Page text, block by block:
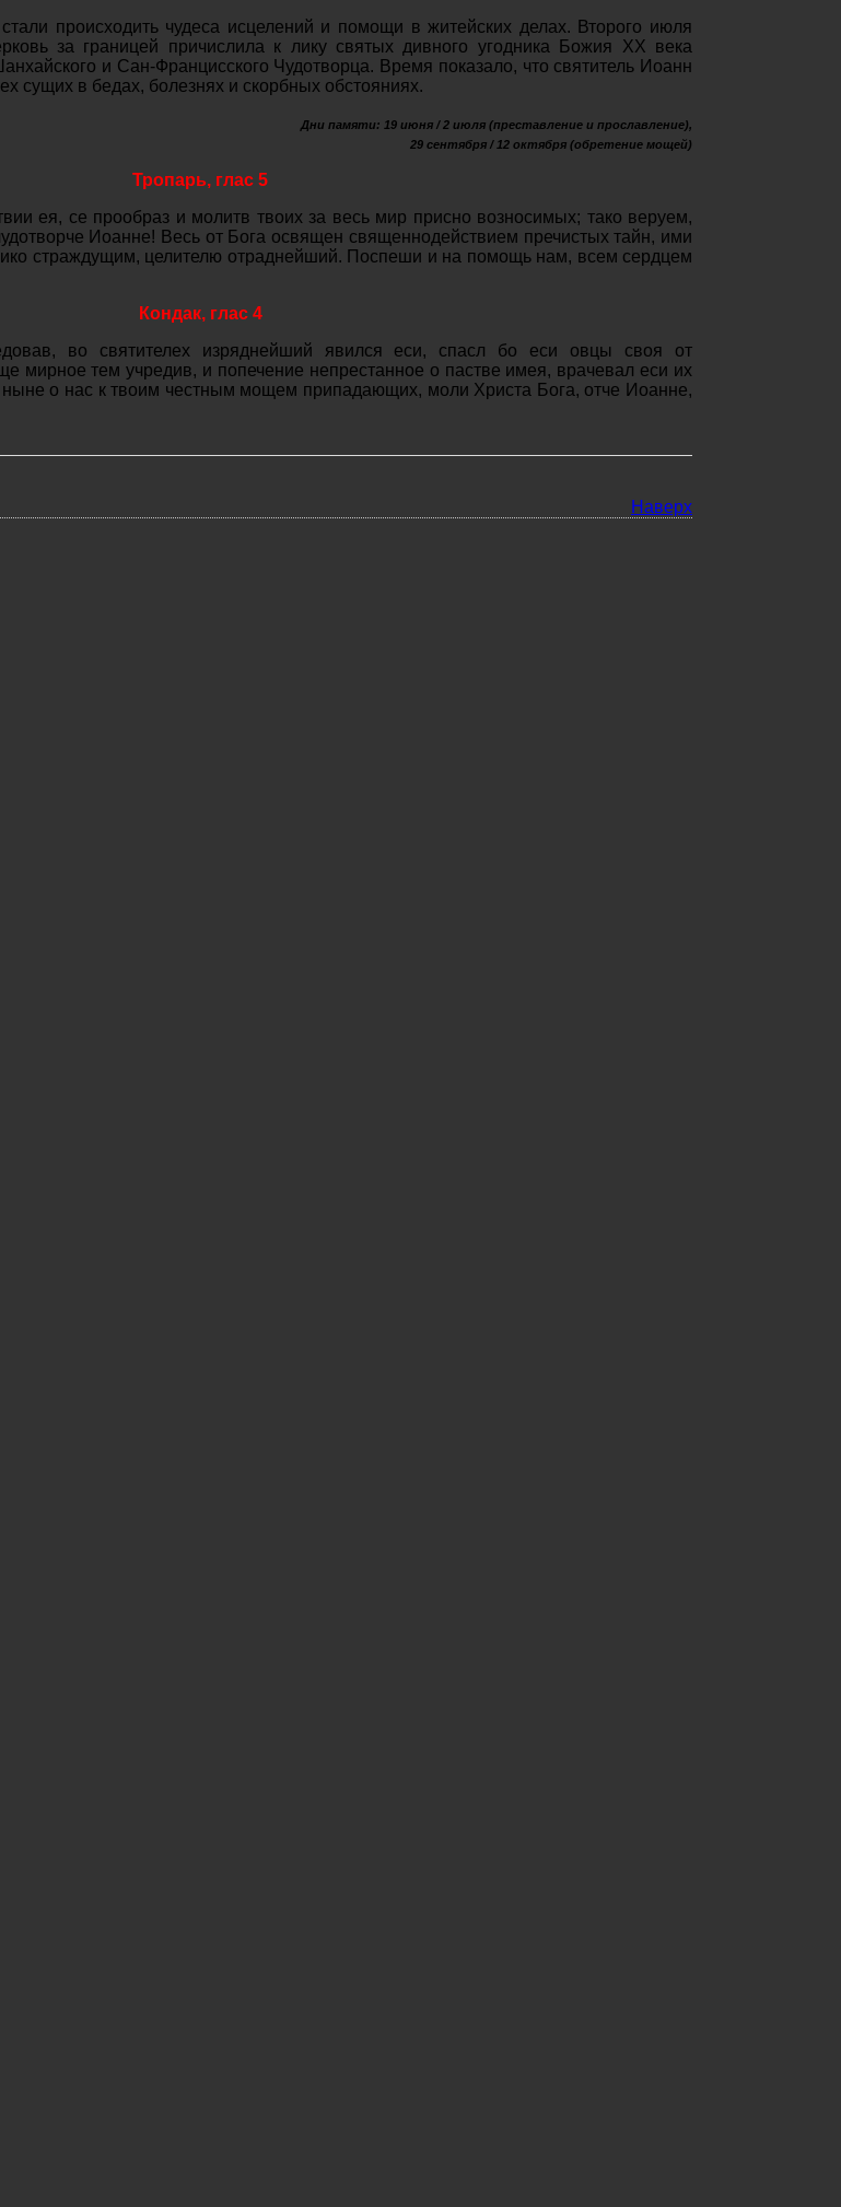
происходить чудеса исцелений и помощи в житейских делах. Второго июля
за границей причислила к лику святых дивного угодника Божия XX века
и Сан-Францисского Чудотворца. Время показало, что святитель Иоанн
сущих в бедах, болезнях и скорбных обстояниях.
Дни памяти: 19 июня / 2 июля (преставление и прославление),
29 сентября / 12 октября (обретение мощей)
Тропарь, глас 5
ея, се прообраз и молитв твоих за весь мир присно возносимых; тако веруем,
Иоанне! Весь от Бога освящен священнодействием пречистых тайн, ими
страждущим, целителю отраднейший. Поспеши и на помощь нам, всем сердцем
Кондак, глас 4
во святителех изряднейший явился еси, спасл бо еси овцы своя от
мирное тем учредив, и попечение непрестанное о пастве имея, врачевал еси их
о нас к твоим честным мощем припадающих, моли Христа Бога, отче Иоанне,
Наверх